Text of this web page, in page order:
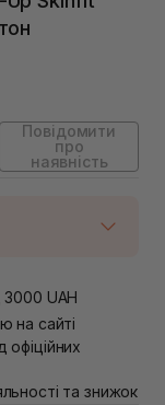
Повідомити
про
наявність
1В
3000 UAH
на сайті
офіційних
та знижок